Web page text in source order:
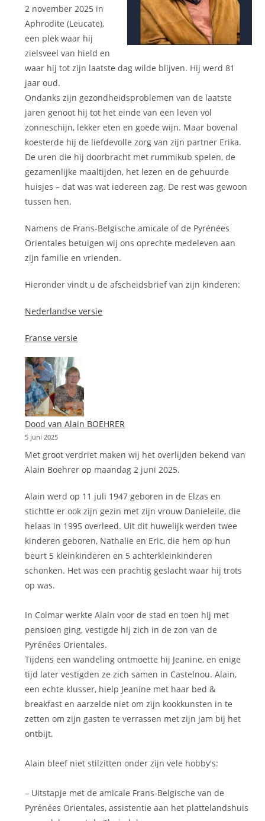
2 november 2025 in
Aphrodite (Leucate),
een plek waar hij
zielsveel van hield en
waar hij tot zijn laatste dag wilde blijven. Hij werd 81
jaar oud.
Ondanks zijn gezondheidsproblemen van de laatste
jaren genoot hij tot het einde van een leven vol
zonneschijn, lekker eten en goede wijn. Maar bovenal
koesterde hij de liefdevolle zorg van zijn partner Erika.
De uren die hij doorbracht met rummikub spelen, de
gezamenlijke maaltijden, het lezen en de gehuurde
huisjes – dat was wat iedereen zag. De rest was gewoon
tussen hen.
Namens de Frans-Belgische amicale of de Pyrénées
Orientales betuigen wij ons oprechte medeleven aan
zijn familie en vrienden.
Hieronder vindt u de afscheidsbrief van zijn kinderen:
Nederlandse versie
Franse versie
Dood van Alain BOEHRER
5 juni 2025
Met groot verdriet maken wij het overlijden bekend van
Alain Boehrer op maandag 2 juni 2025.
Alain werd op 11 juli 1947 geboren in de Elzas en
stichtte er ook zijn gezin met zijn vrouw Danieleile, die
helaas in 1995 overleed. Uit dit huwelijk werden twee
kinderen geboren, Nathalie en Eric, die hem op hun
beurt 5 kleinkinderen en 5 achterkleinkinderen
schonken. Het was een prachtig geslacht waar hij trots
op was.
In Colmar werkte Alain voor de stad en toen hij met
pensioen ging, vestigde hij zich in de zon van de
Pyrénées Orientales.
Tijdens een wandeling ontmoette hij Jeanine, en enige
tijd later vestigden ze zich samen in Castelnou. Alain,
een echte klusser, hielp Jeanine met haar bed &
breakfast en aarzelde niet om zijn kookkunsten in te
zetten om zijn gasten te verrassen met zijn jam bij het
ontbijt.
Alain bleef niet stilzitten onder zijn vele hobby's:
– Uitstapje met de amicale Frans-Belgische van de
Pyrénées Orientales, assistentie aan het plattelandshuis